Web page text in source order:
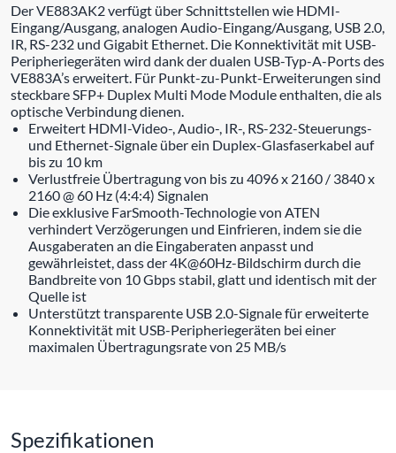
Der VE883AK2 verfügt über Schnittstellen wie HDMI-
Eingang/Ausgang, analogen Audio-Eingang/Ausgang, USB 2.0,
IR, RS-232 und Gigabit Ethernet. Die Konnektivität mit USB-
Peripheriegeräten wird dank der dualen USB-Typ-A-Ports des
VE883A’s erweitert. Für Punkt-zu-Punkt-Erweiterungen sind
steckbare SFP+ Duplex Multi Mode Module enthalten, die als
optische Verbindung dienen.
Erweitert HDMI-Video-, Audio-, IR-, RS-232-Steuerungs-
und Ethernet-Signale über ein Duplex-Glasfaserkabel auf
bis zu 10 km
Verlustfreie Übertragung von bis zu 4096 x 2160 / 3840 x
2160 @ 60 Hz (4:4:4) Signalen
Die exklusive FarSmooth-Technologie von ATEN
verhindert Verzögerungen und Einfrieren, indem sie die
Ausgaberaten an die Eingaberaten anpasst und
gewährleistet, dass der 4K@60Hz-Bildschirm durch die
Bandbreite von 10 Gbps stabil, glatt und identisch mit der
Quelle ist
Unterstützt transparente USB 2.0-Signale für erweiterte
Konnektivität mit USB-Peripheriegeräten bei einer
maximalen Übertragungsrate von 25 MB/s
Spezifikationen